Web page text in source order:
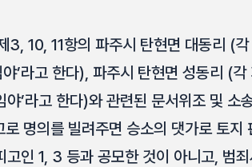
3, 10, 11항의 파주시 탄현면 대동리
야’라고 한다), 파주시 탄현면 성동리
야’라고 한다)와 관련된 문서위조 및
로 명의를 빌려주면 승소의 댓가로 토
고인 1, 3 등과 공모한 것이 아니고, 범